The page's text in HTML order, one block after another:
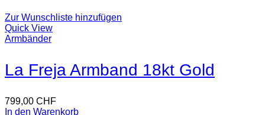
Zur Wunschliste hinzufügen
Quick View
Armbänder
La Freja Armband 18kt Gold
799,00 CHF
In den Warenkorb